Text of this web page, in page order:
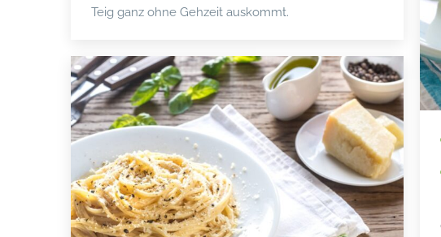
Teig ganz ohne Gehzeit auskommt.